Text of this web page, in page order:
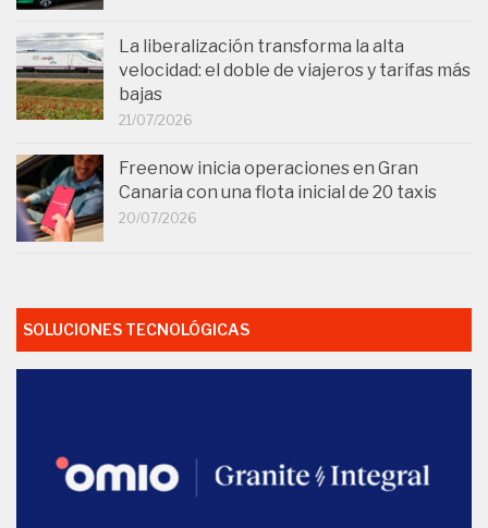
La liberalización transforma la alta
velocidad: el doble de viajeros y tarifas más
bajas
21/07/2026
Freenow inicia operaciones en Gran
Canaria con una flota inicial de 20 taxis
20/07/2026
SOLUCIONES TECNOLÓGICAS